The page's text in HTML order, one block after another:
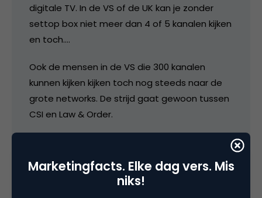
digitale TV. In de VS of de UK kan je zonder
settop box niet meer dan 4 of 5 kanalen kijken
en toch….
Ook de mensen in de VS die 300 kanalen
kunnen kijken kijken toch nog steeds naar de
grote networks. De strijd gaat gewoon tussen
CSI en Law & Order.
op of het journaal of GTST. Tuurlijk zijn er
uitzonderingen, maar die zijn beperkt.
Marketingfacts. Elke dag vers. Mis
niks!